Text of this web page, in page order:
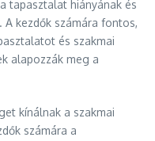
tapasztalat hiányának és
kezdők számára fontos,
és szakmai
alapozzák meg a
kínálnak a szakmai
számára a